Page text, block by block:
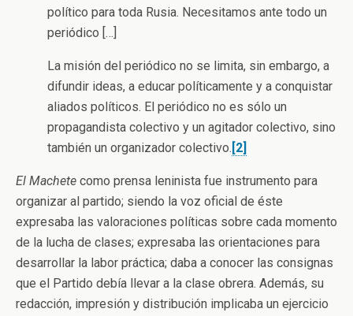
político para toda Rusia. Necesitamos ante todo un
periódico […]
La misión del periódico no se limita, sin embargo, a
difundir ideas, a educar políticamente y a conquistar
aliados políticos. El periódico no es sólo un
propagandista colectivo y un agitador colectivo, sino
también un organizador colectivo. [2]
El Machete como prensa leninista fue instrumento para
organizar al partido; siendo la voz oficial de éste
expresaba las valoraciones políticas sobre cada momento
de la lucha de clases; expresaba las orientaciones para
desarrollar la labor práctica; daba a conocer las consignas
que el Partido debía llevar a la clase obrera. Además, su
redacción, impresión y distribución implicaba un ejercicio